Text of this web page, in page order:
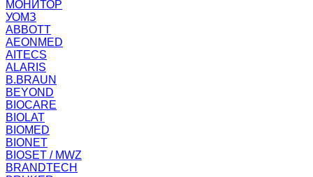
МОНИТОР
УОМЗ
ABBOTT
AEONMED
AITECS
ALARIS
B.BRAUN
BEYOND
BIOCARE
BIOLAT
BIOMED
BIONET
BIOSET / MWZ
BRANDTECH